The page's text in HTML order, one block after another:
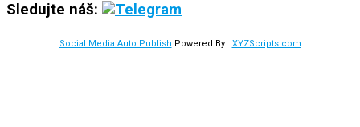
Sledujte náš:
Social Media Auto Publish Powered By : XYZScripts.com